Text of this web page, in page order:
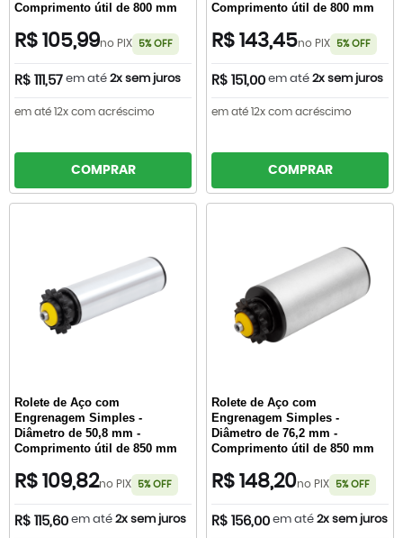
Comprimento útil de 800 mm
R$ 105,99no PIX 5% OFF
R$ 111,57 em até 2x sem juros
em até 12x com acréscimo
COMPRAR
Comprimento útil de 800 mm
R$ 143,45no PIX 5% OFF
R$ 151,00 em até 2x sem juros
em até 12x com acréscimo
COMPRAR
Rolete de Aço com
Engrenagem Simples -
Diâmetro de 50,8 mm -
Comprimento útil de 850 mm
R$ 109,82no PIX 5% OFF
R$ 115,60 em até 2x sem juros
Rolete de Aço com
Engrenagem Simples -
Diâmetro de 76,2 mm -
Comprimento útil de 850 mm
R$ 148,20no PIX 5% OFF
R$ 156,00 em até 2x sem juros